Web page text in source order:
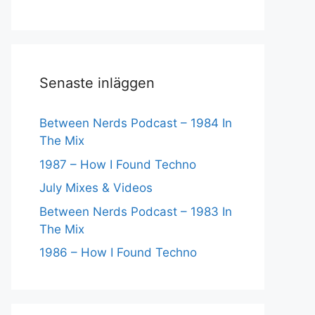
Senaste inläggen
Between Nerds Podcast – 1984 In
The Mix
1987 – How I Found Techno
July Mixes & Videos
Between Nerds Podcast – 1983 In
The Mix
1986 – How I Found Techno